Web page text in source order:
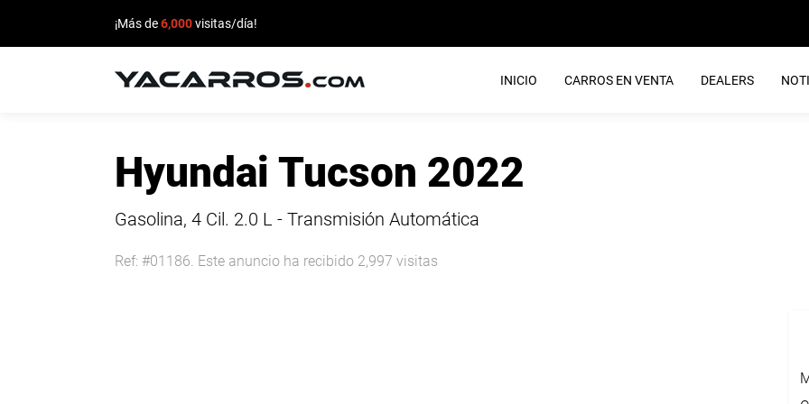
¡Más de6,000visitas/día!
INICIO CARROS EN VENTA DEALERS
Hyundai Tucson 2022
Gasolina, 4 Cil. 2.0 L - Transmisión Automática
Ref: #01186. Este anuncio ha recibido 2,997 visitas